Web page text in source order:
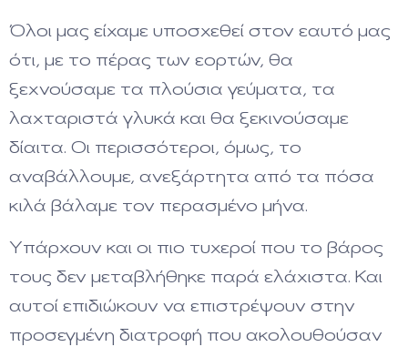
Όλοι μας είχαμε υποσχεθεί στον εαυτό μας
ότι, με το πέρας των εορτών, θα
ξεχνούσαμε τα πλούσια γεύματα, τα
λαχταριστά γλυκά και θα ξεκινούσαμε
δίαιτα. Οι περισσότεροι, όμως, το
αναβάλλουμε, ανεξάρτητα από τα πόσα
κιλά βάλαμε τον περασμένο μήνα.
Υπάρχουν και οι πιο τυχεροί που το βάρος
τους δεν μεταβλήθηκε παρά ελάχιστα. Και
αυτοί επιδιώκουν να επιστρέψουν στην
προσεγμένη διατροφή που ακολουθούσαν